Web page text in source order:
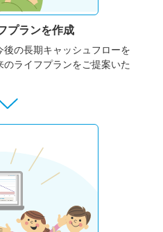
プランを作成
の長期キャッシュフローを
ライフプランをご提案いた